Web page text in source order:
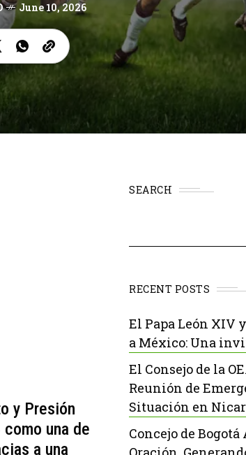
June 10, 2026
y Presión
una de
a una
SEARCH
RECENT POSTS
El Papa León XIV
a México: Una
El Consejo de la
Reunión de
Situación en
Concejo de